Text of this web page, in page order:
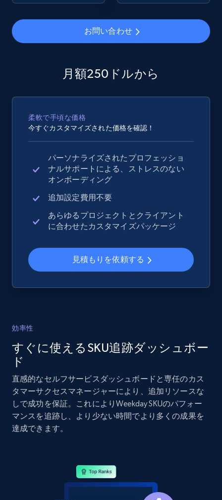
2.4K+ 200+ 今すぐ始める
Google Shopping - collects products from
web using keywords
URL, Product id, Title, Product description,
more.
Home Depot US
URL, Domain, Country code, Model number,
Sku, Product id, Product name, Manufacturer,
and more.
355+ 今すぐ始める
Sku, Product id, Product name, Manufacturer,
and more.
2.1K+ 355+ 今すぐ始める
Home Depot US - Discover products by
Sku, Product id, Product name, Manufacturer,
お問い合わせ
月額250ドルから
柔軟で手頃な価格
今すぐカスタマイズされた価格を確認！
パーソナライズされたプロフェッショ
ナルサポートによる、ストレスのない
オンボーディング
追加設定費用不要
あらゆるプロジェクトとクライアント
に合わせたカスタマイズパッケージ
見積もりを依頼する
効率性
すぐに使えるSKU追跡ダッシュボー
ド
直感的なセルフサービスダッシュボードと専任のカス
タマーサクセスマネージャーにより、追加リソースな
しで成功を保証。これによりWeekday SKUのパフォー
マンスを追跡し、より少ない時間でより多くの成果を
達成できます。